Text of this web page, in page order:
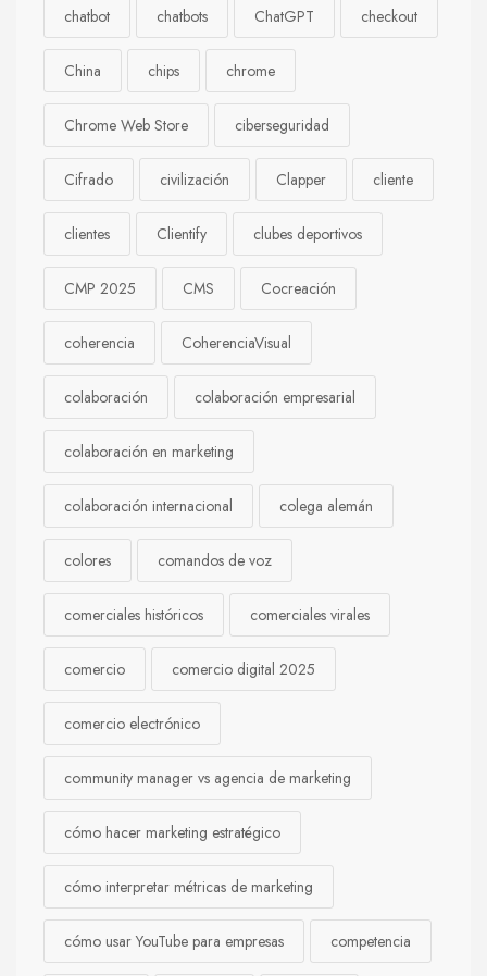
chatbot chatbots ChatGPT checkout
China chips chrome
Chrome Web Store ciberseguridad
Cifrado civilización Clapper cliente
clientes Clientify clubes deportivos
CMP 2025 CMS Cocreación
coherencia CoherenciaVisual
colaboración colaboración empresarial
colaboración en marketing
colaboración internacional colega alemán
colores comandos de voz
comerciales históricos comerciales virales
comercio comercio digital 2025
comercio electrónico
community manager vs agencia de marketing
cómo hacer marketing estratégico
cómo interpretar métricas de marketing
cómo usar YouTube para empresas competencia